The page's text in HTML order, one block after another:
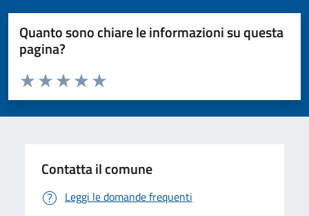
Quanto sono chiare le informazioni su questa
pagina?
Valuta da 1 a 5 stelle la pagina
Valuta 5 stelle su 5
Valuta 4 stelle su 5
Valuta 3 stelle su 5
Valuta 2 stelle su 5
Valuta 1 stelle su 5
Contatta il comune
Leggi le domande frequenti